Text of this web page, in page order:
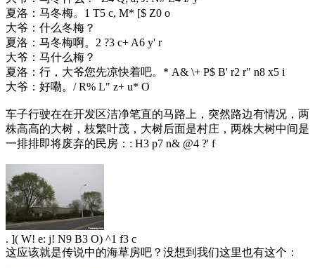
夏洛：马冬梅。 1 T5 c, M* [$ Z0 o
大爷：什么冬梅？
夏洛：马冬梅啊。 2 ?3 c+ A6 y' r
大爷：马什么梅？
夏洛：行，大爷您先凉快着吧。 * A& \+ P$ B' r2 r" n8 x5 i
大爷：好嘞。 / R% L" z+ u* O
车子行驶在在开发区洁净笔直的马路上，突然路边有情况，两
株高高的大树，枝繁叶茂，大树后面是村庄，两株大树中间是
一排排即将废弃的民房： : H3 p7 n& @4 ?' f
. ]( W! e: j! N9 B3 O) ^1 f3 c
这应该就是传说中的海草房吧？没想到我们这里也有这个：